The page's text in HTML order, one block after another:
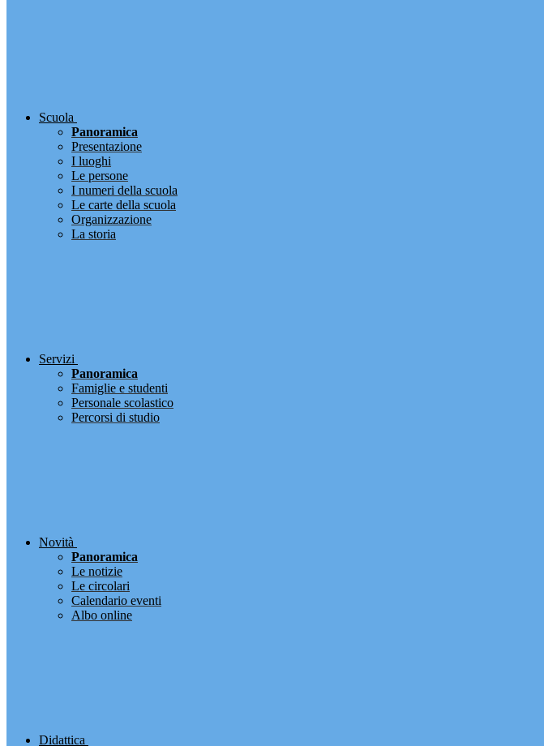
Scuola
Panoramica
Presentazione
I luoghi
Le persone
I numeri della scuola
Le carte della scuola
Organizzazione
La storia
Servizi
Panoramica
Famiglie e studenti
Personale scolastico
Percorsi di studio
Novità
Panoramica
Le notizie
Le circolari
Calendario eventi
Albo online
Didattica